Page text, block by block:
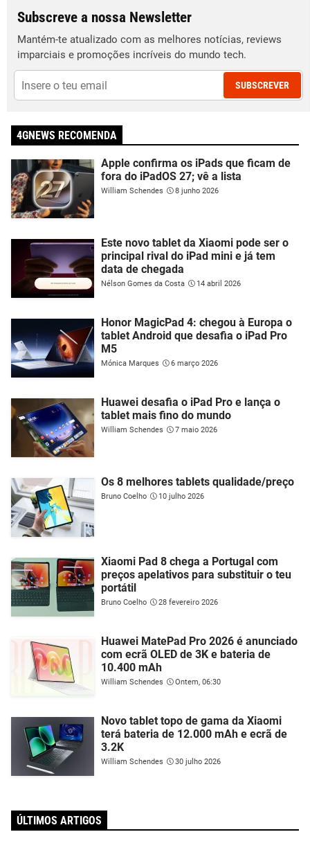
Subscreve a nossa Newsletter
Mantém-te atualizado com as melhores notícias, reviews
imparciais e promoções incríveis do mundo tech.
SUBSCREVER
4GNEWS RECOMENDA
Apple confirma os iPads que ficam de
fora do iPadOS 27; vê a lista
William Schendes 8 junho 2026
Este novo tablet da Xiaomi pode ser o
principal rival do iPad mini e já tem
data de chegada
Nélson Gomes da Costa 14 abril 2026
Honor MagicPad 4: chegou à Europa o
tablet Android que desafia o iPad Pro
M5
Mónica Marques 6 março 2026
Huawei desafia o iPad Pro e lança o
tablet mais fino do mundo
William Schendes 7 maio 2026
Os 8 melhores tablets qualidade/preço
Bruno Coelho 10 julho 2026
Xiaomi Pad 8 chega a Portugal com
preços apelativos para substituir o teu
portátil
Bruno Coelho 28 fevereiro 2026
Huawei MatePad Pro 2026 é anunciado
com ecrã OLED de 3K e bateria de
10.400 mAh
William Schendes Ontem, 06:30
Novo tablet topo de gama da Xiaomi
terá bateria de 12.000 mAh e ecrã de
3.2K
William Schendes 30 julho 2026
ÚLTIMOS ARTIGOS